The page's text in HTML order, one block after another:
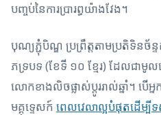
បញ្ចប់នៃការប្រារព្ធយ៉ាងវែង។
បុណ្យភ្ជុំបិណ្ឌ ប្រព្រឹត្តតាមប្រតិទិនច័ន្
ភទ្របទ (ខែទី ១០ ខ្មែរ) ដែលជាមូល
លោកខាងលិចផ្លាស់ប្តូររាល់ឆ្នាំ។ ប
មគ្គុទ្ទេសក៍ ពេលវេលាល្អបំផុតដើម្បី